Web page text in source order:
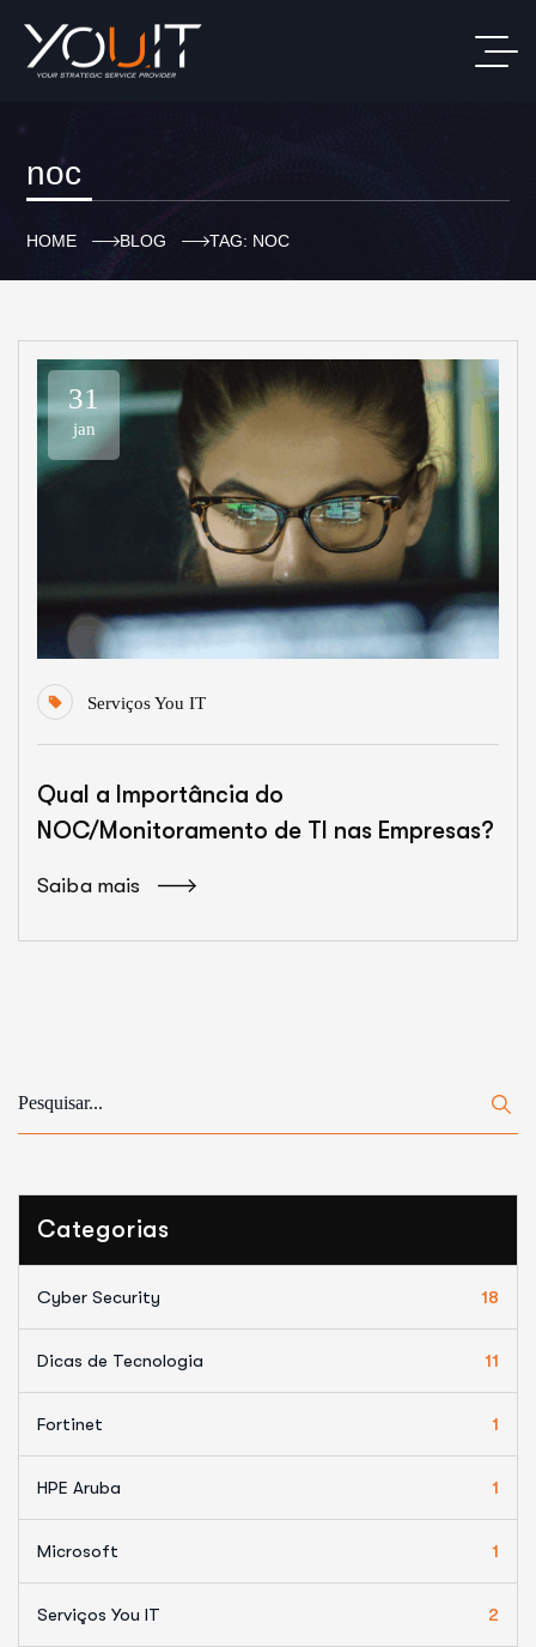
noc
HOME BLOG TAG: NOC
31
jan
Serviços You IT
Qual a Importância do
NOC/Monitoramento de TI nas Empresas?
Saiba mais
Categorias
Cyber Security 18
Dicas de Tecnologia 11
Fortinet 1
HPE Aruba 1
Microsoft 1
Serviços You IT 2